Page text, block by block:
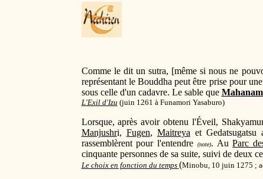
Comme le dit un sutra, [même si nous ne
représentant le Bouddha peut être prise pour
sous celle d'un cadavre. Le sable que
L'Exil d'Izu (juin 1261 à Funamori Yasaburo)
Lorsque, après avoir obtenu l'Éveil,
Manjushri, Fugen, Maitreya et Gedatsugatsu
rassemblèrent pour l'entendre
(note). AuParc
cinquante personnes de sa suite, suivi de deux
Le choix en fonction du temps (Minobu, 10 juin 1275 ;